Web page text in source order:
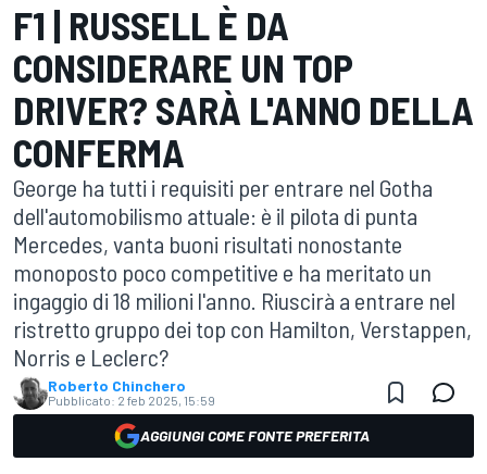
F1 | RUSSELL È DA
CONSIDERARE UN TOP
DRIVER? SARÀ L'ANNO DELLA
CONFERMA
George ha tutti i requisiti per entrare nel Gotha
dell'automobilismo attuale: è il pilota di punta
Mercedes, vanta buoni risultati nonostante
monoposto poco competitive e ha meritato un
ingaggio di 18 milioni l'anno. Riuscirà a entrare nel
ristretto gruppo dei top con Hamilton, Verstappen,
Norris e Leclerc?
Roberto Chinchero
Pubblicato: 2 feb 2025, 15:59
AGGIUNGI COME FONTE PREFERITA